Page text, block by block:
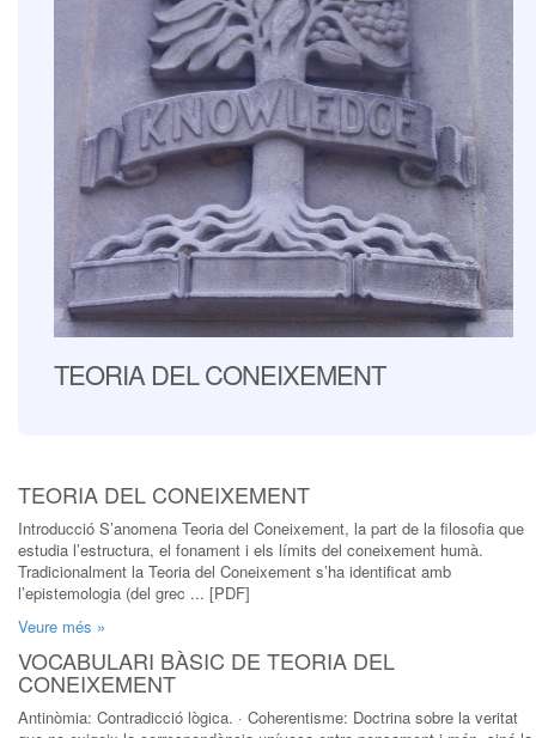
TEORIA DEL CONEIXEMENT
TEORIA DEL CONEIXEMENT
Introducció S’anomena Teoria del Coneixement, la part de la filosofia que
estudia l’estructura, el fonament i els límits del coneixement humà.
Tradicionalment la Teoria del Coneixement s’ha identificat amb
l’epistemologia (del grec ... [PDF]
Veure més »
VOCABULARI BÀSIC DE TEORIA DEL
CONEIXEMENT
Antinòmia: Contradicció lògica. · Coherentisme: Doctrina sobre la veritat